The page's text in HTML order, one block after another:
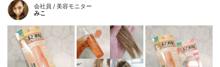
会社員 / 美容モニター
みこ